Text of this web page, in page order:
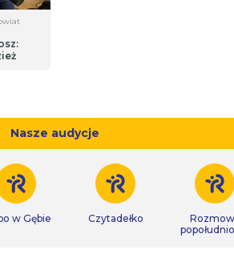
Nasze audycje
w Gębie Czytadełko